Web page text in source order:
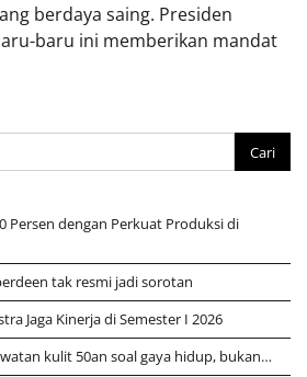
berdaya saing. Presiden
baru ini memberikan mandat
Persen dengan Perkuat Produksi di
tak resmi jadi sorotan
Jaga Kinerja di Semester I 2026
kulit 50an soal gaya hidup, bukan…